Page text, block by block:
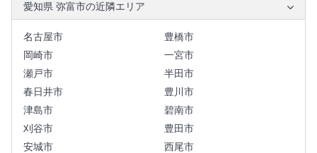
愛知県 弥富市の近隣エリア
名古屋市
豊橋市
岡崎市
一宮市
瀬戸市
半田市
春日井市
豊川市
津島市
碧南市
刈谷市
豊田市
安城市
西尾市